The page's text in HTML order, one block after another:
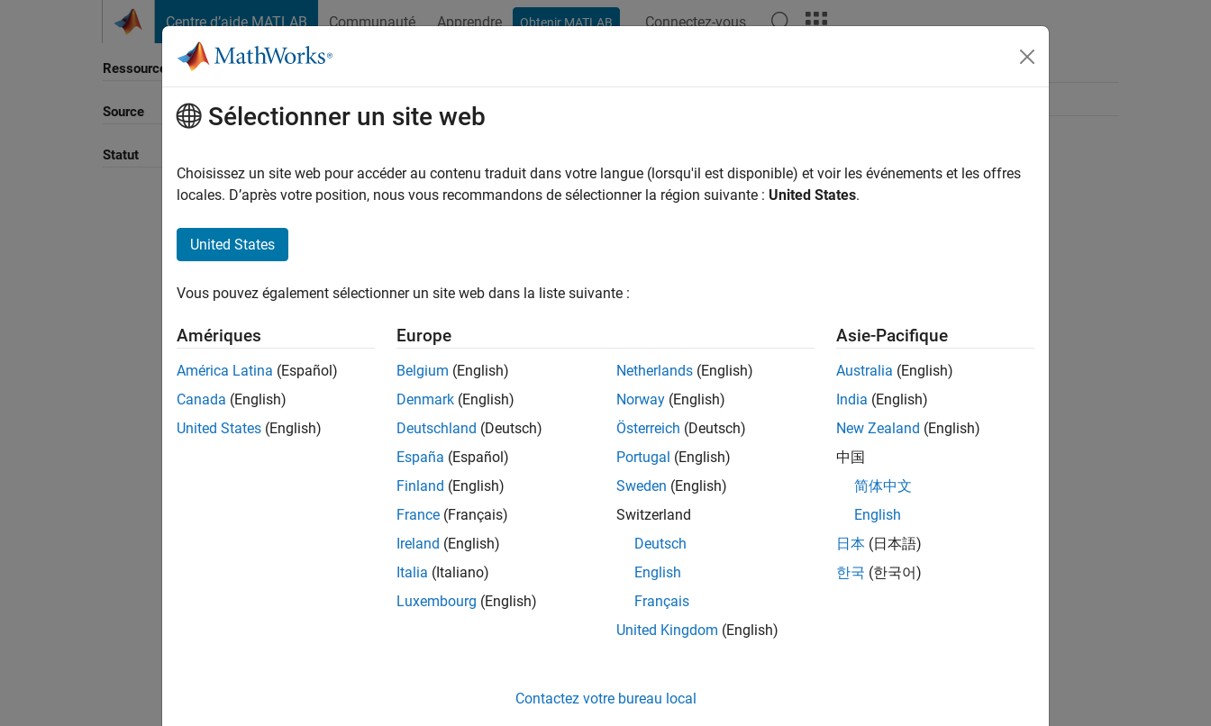
Centre d’aide MATLAB Communauté Apprendre Obtenir MATLAB Connectez-vous
Ressource
Source
Statut
Sélectionner un site web
Choisissez un site web pour accéder au contenu traduit dans votre langue (lorsqu'il est disponible) et voir les événements et les offres
locales. D’après votre position, nous vous recommandons de sélectionner la région suivante : United States.
United States
Vous pouvez également sélectionner un site web dans la liste suivante :
Amériques
América Latina (Español)
Canada (English)
United States (English)
Europe
Belgium (English)
Denmark (English)
Deutschland (Deutsch)
España (Español)
Finland (English)
France (Français)
Ireland (English)
Italia (Italiano)
Luxembourg (English)
Netherlands (English)
Norway (English)
Österreich (Deutsch)
Portugal (English)
Sweden (English)
Switzerland
Deutsch
English
Français
United Kingdom (English)
Asie-Pacifique
Australia (English)
India (English)
New Zealand (English)
中国
简体中文
English
日本 (日本語)
한국 (한국어)
Contactez votre bureau local